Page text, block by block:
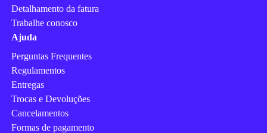
Detalhamento da fatura
Trabalhe conosco
Ajuda
Perguntas Frequentes
Regulamentos
Entregas
Trocas e Devoluções
Cancelamentos
Formas de pagamento